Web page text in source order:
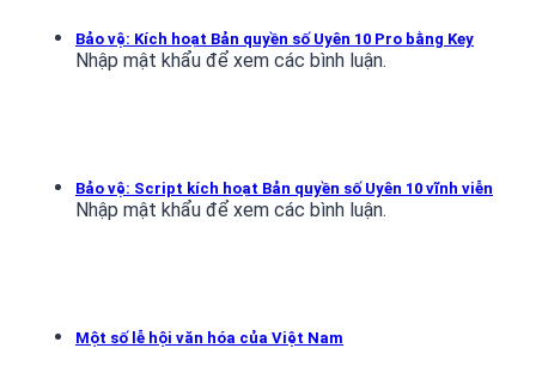
Bảo vệ: Kích hoạt Bản quyền số Uyên 10 Pro bằng Key
Nhập mật khẩu để xem các bình luận.
Bảo vệ: Script kích hoạt Bản quyền số Uyên 10 vĩnh viễn
Nhập mật khẩu để xem các bình luận.
Một số lễ hội văn hóa của Việt Nam